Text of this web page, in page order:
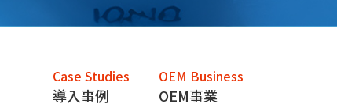
Case Studies
導入事例
OEM Business
OEM事業